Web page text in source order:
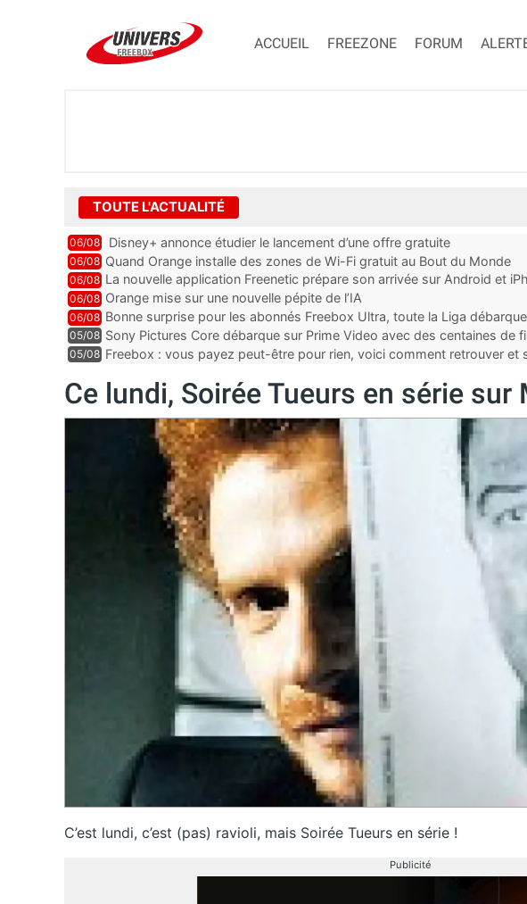
ACCUEIL FREEZONE FORUM
TOUTE L'ACTUALITÉ
06/08 Disney+ annonce étudier le lancement d’une offre gratuite
06/08 Quand Orange installe des zones de Wi-Fi gratuit au Bout du Monde
06/08 La nouvelle application Freenetic prépare son arrivée sur Android et
abonnés Freebox, testez la
06/08 Orange mise sur une nouvelle pépite de l’IA
06/08 Bonne surprise pour les abonnés Freebox Ultra, toute la Liga
inclus
05/08 Sony Pictures Core débarque sur Prime Video avec des centaines de
05/08 Freebox : vous payez peut-être pour rien, voici comment retrouver et
Ce lundi, Soirée Tueurs en série sur
C’est lundi, c’est (pas) ravioli, mais Soirée Tueurs en série !
Publicité